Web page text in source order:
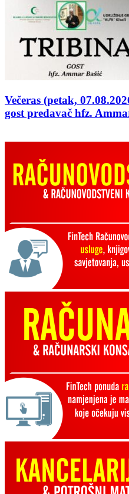
Večeras (petak,
gost predavač hfz.